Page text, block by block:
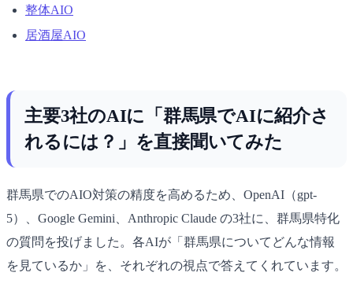
整体AIO
居酒屋AIO
主要3社のAIに「群馬県でAIに紹介さ
れるには？」を直接聞いてみた
群馬県でのAIO対策の精度を高めるため、OpenAI（gpt-
5）、Google Gemini、Anthropic Claude の3社に、群馬県特化
の質問を投げました。各AIが「群馬県についてどんな情報
を見ているか」を、それぞれの視点で答えてくれています。